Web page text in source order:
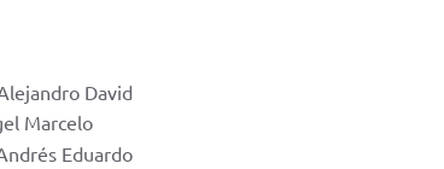
David
Marcelo
Eduardo